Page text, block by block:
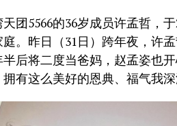
天团5566的36岁成员许孟哲，
庭。昨日（31日）跨年夜，许
半后将二度当爸妈，赵孟姿也
拥有这么美好的恩典、福气我